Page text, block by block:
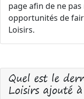
page afin de ne
opportunités de
Loisirs.
Quel est le
Loisirs ajouté